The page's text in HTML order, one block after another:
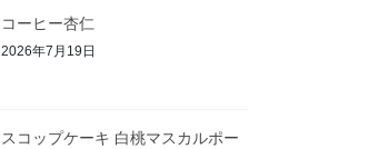
コーヒー杏仁
2026年7月19日
スコップケーキ 白桃マスカルポー